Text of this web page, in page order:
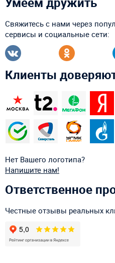
Свяжитесь с нами через
сервисы и социальные сети:
Клиенты
Нет Вашего логотипа?
Напишите нам!
Ответственное
Честные отзывы реальных